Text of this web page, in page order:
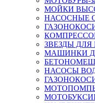
МОЙКИ
НАСОСНЫЕ
ЗВЕЗДЫ ДЛЯ
МАШИНКИ
НАСОСЫ
МОТОПОМПЫ-